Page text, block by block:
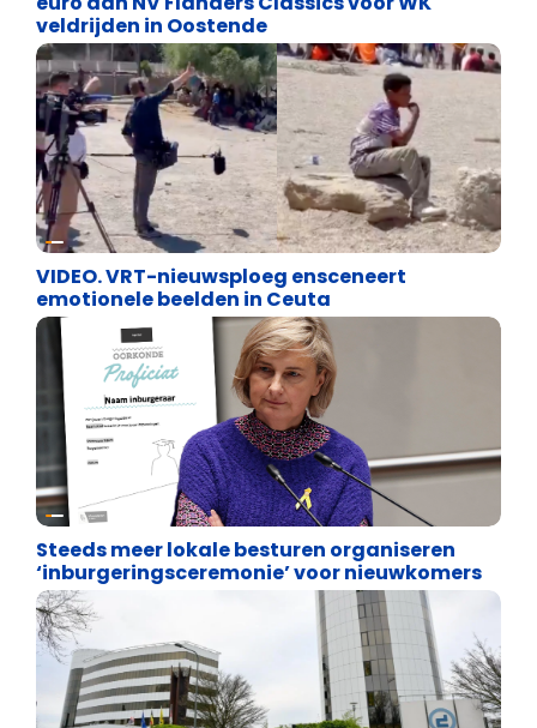
veldrijden in Oostende
Cultuuroorlog
VIDEO. VRT-nieuwsploeg ensceneert
emotionele beelden in Ceuta
Binnenland politiek
Steeds meer lokale besturen organiseren
‘inburgeringsceremonie’ voor nieuwkomers